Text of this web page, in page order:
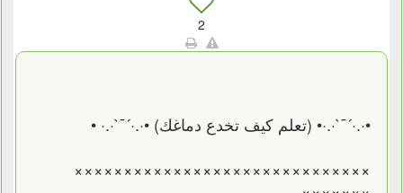
2
•·.·´¯`·.·• (تعلم كيف تخدع دماغك) •·.·´¯`·.· •
××××××××××××××××××××××××××××××​